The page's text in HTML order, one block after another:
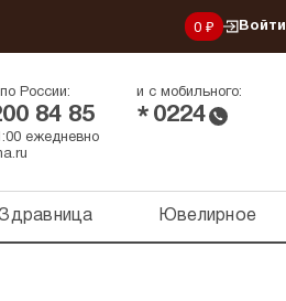
0 ₽ Войти
России:
84 85
и с мобильного:
* 0224
ежедневно
Ювелирное